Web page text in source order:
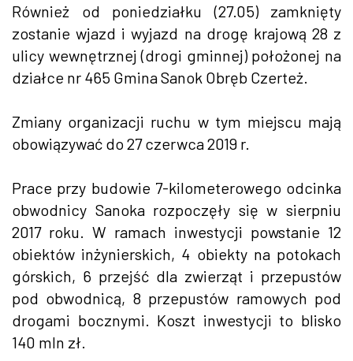
Również od poniedziałku (27.05) zamknięty
zostanie wjazd i wyjazd na drogę krajową 28 z
ulicy wewnętrznej (drogi gminnej) położonej na
działce nr 465 Gmina Sanok Obręb Czerteż.
Zmiany organizacji ruchu w tym miejscu mają
obowiązywać do 27 czerwca 2019 r.
Prace przy budowie 7-kilometerowego odcinka
obwodnicy Sanoka rozpoczęły się w sierpniu
2017 roku. W ramach inwestycji powstanie 12
obiektów inżynierskich, 4 obiekty na potokach
górskich, 6 przejść dla zwierząt i przepustów
pod obwodnicą, 8 przepustów ramowych pod
drogami bocznymi. Koszt inwestycji to blisko
140 mln zł.